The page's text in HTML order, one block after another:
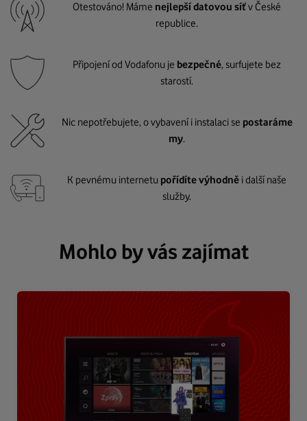
Otestováno! Máme nejlepší datovou síťv České
republice.
Připojení od Vodafonu je bezpečné, surfujete bez
starostí.
Nic nepotřebujete, o vybavení i instalaci se postaráme
my.
K pevnému internetu pořídíte výhodně i další naše
služby.
Mohlo by vás zajímat